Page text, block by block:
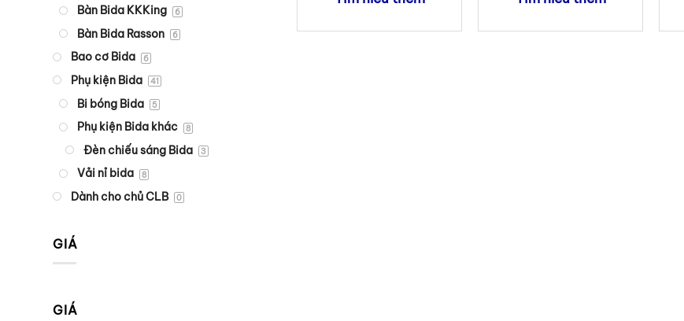
Bàn Bida KKKing 6
Bàn Bida Rasson 6
Bao cơ Bida 6
Phụ kiện Bida 41
Bi bóng Bida 5
Phụ kiện Bida khác 8
Đèn chiếu sáng Bida 3
Vải nỉ bida 8
Dành cho chủ CLB 0
GIÁ
GIÁ
hạng4.5
hạng4.5